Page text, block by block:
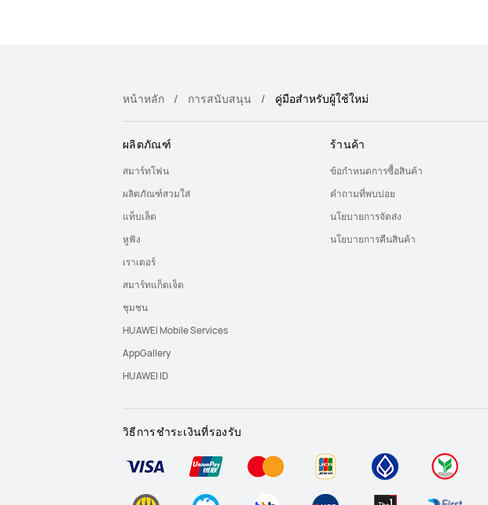
หน้าหลัก การสนับสนุน คู่มือสำหรับผู้ใช้ใหม่
ผลิตภัณฑ์
สมาร์ทโฟน
ผลิตภัณฑ์สวมใส่
แท็บเล็ต
หูฟัง
เราเตอร์
สมาร์ทแก็ตเจ็ต
ชุมชน
HUAWEI Mobile Services
AppGallery
HUAWEI ID
ร้านค้า
ข้อกำหนดการซื้อสินค้า
คำถามที่พบบ่อย
นโยบายการจัดส่ง
นโยบายการคืนสินค้า
วิธีการชำระเงินที่รองรับ